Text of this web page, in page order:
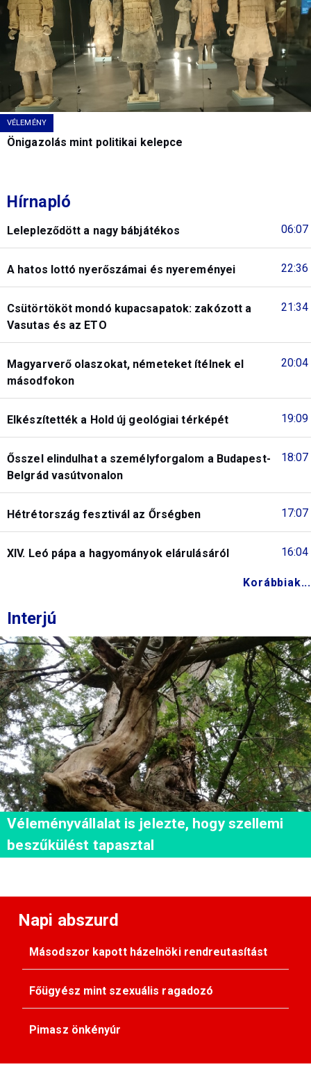
VÉLEMÉNY
Önigazolás mint politikai kelepce
Hírnapló
06:07
Lelepleződött a nagy bábjátékos
22:36
A hatos lottó nyerőszámai és nyereményei
21:34
Csütörtököt mondó kupacsapatok: zakózott a
Vasutas és az ETO
20:04
Magyarverő olaszokat, németeket ítélnek el
másodfokon
19:09
Elkészítették a Hold új geológiai térképét
18:07
Ősszel elindulhat a személyforgalom a Budapest-
Belgrád vasútvonalon
17:07
Hétrétország fesztivál az Őrségben
16:04
XIV. Leó pápa a hagyományok elárulásáról
Korábbiak...
Interjú
Véleményvállalat is jelezte, hogy szellemi
beszűkülést tapasztal
Napi abszurd
Másodszor kapott házelnöki rendreutasítást
Főügyész mint szexuális ragadozó
Pimasz önkényúr